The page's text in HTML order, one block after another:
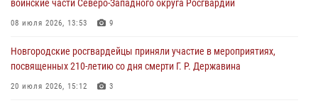
Новгородские росгвардейцы за неделю осуществили 203 выезда на
04 августа 2026, 09:12 1
Радиоэфир программы "Новости дня" на радио "Радио53" от 30
воинские части Северо-Западного округа Росгвардии
08 июля 2026, 13:53 9
Новгородские росгвардейцы приняли участие в мероприятиях,
посвященных 210-летию со дня смерти Г. Р. Державина
20 июля 2026, 15:12 3